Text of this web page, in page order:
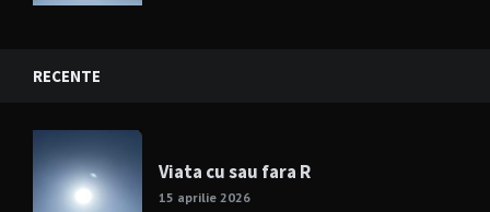
RECENTE
Viata cu sau fara R
15 aprilie 2026